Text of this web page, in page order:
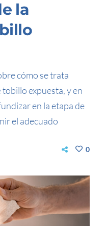
la
cómo se trata
expuesta, y en
en la etapa de
el adecuado
0